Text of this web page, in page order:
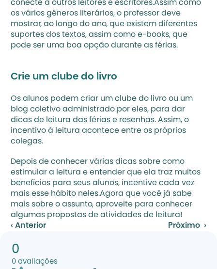
conecte a outros leitores e escritores.Assim como
os vários gêneros literários, o professor deve
mostrar, ao longo do ano, que existem diferentes
suportes dos textos, assim como e-books, que
pode ser uma boa opção durante as férias.
Crie um clube do livro
Os alunos podem criar um clube do livro ou um
blog coletivo administrado por eles, para dar
dicas de leitura das férias e resenhas. Assim, o
incentivo à leitura acontece entre os próprios
colegas.
Depois de conhecer várias dicas sobre como
estimular a leitura e entender que ela traz muitos
benefícios para seus alunos, incentive cada vez
mais esse hábito neles.Agora que você já sabe
mais sobre o assunto, aproveite para conhecer
algumas propostas de atividades de leitura!
‹ Anterior
Próximo  ›
0
0 avaliações